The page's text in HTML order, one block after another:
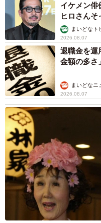
イケメン俳
ヒロさんそ
まいどなト
2026.08.07
退職金を運
金額の多さ
まいどなニ
2026.08.07